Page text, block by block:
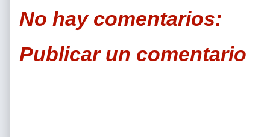
No hay comentarios:
Publicar un comentario